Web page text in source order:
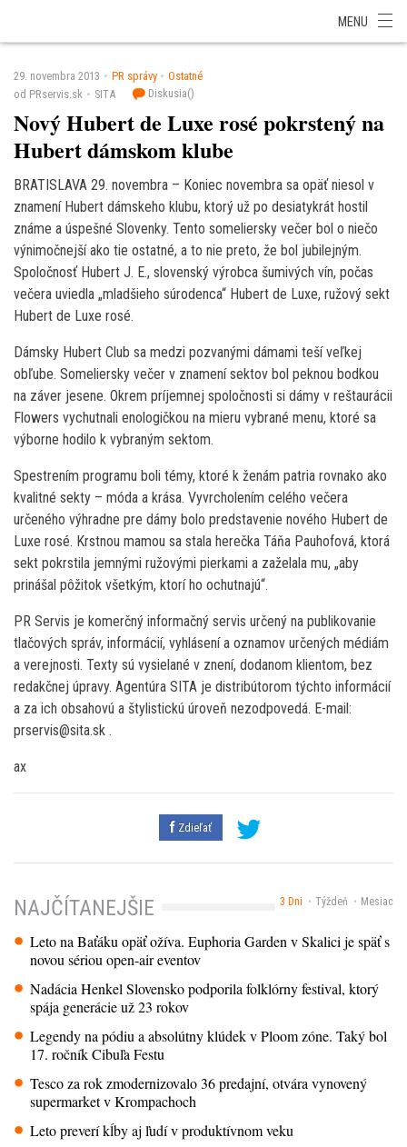
MENU
29. novembra 2013 PR správy
Ostatné
od PRservis.sk
SITA Diskusia()
Nový Hubert de Luxe rosé pokrstený na
Hubert dámskom klube
BRATISLAVA 29. novembra – Koniec novembra sa opäť niesol v
znamení Hubert dámskeho klubu, ktorý už po desiatykrát hostil
známe a úspešné Slovenky. Tento someliersky večer bol o niečo
výnimočnejší ako tie ostatné, a to nie preto, že bol jubilejným.
Spoločnosť Hubert J. E., slovenský výrobca šumivých vín, počas
večera uviedla „mladšieho súrodenca“ Hubert de Luxe, ružový sekt
Hubert de Luxe rosé.
Dámsky Hubert Club sa medzi pozvanými dámami teší veľkej
obľube. Someliersky večer v znamení sektov bol peknou bodkou
na záver jesene. Okrem príjemnej spoločnosti si dámy v reštaurácii
Flowers vychutnali enologičkou na mieru vybrané menu, ktoré sa
výborne hodilo k vybraným sektom.
Spestrením programu boli témy, ktoré k ženám patria rovnako ako
kvalitné sekty – móda a krása. Vyvrcholením celého večera
určeného výhradne pre dámy bolo predstavenie nového Hubert de
Luxe rosé. Krstnou mamou sa stala herečka Táňa Pauhofová, ktorá
sekt pokrstila jemnými ružovými pierkami a zaželala mu, „aby
prinášal pôžitok všetkým, ktorí ho ochutnajú“.
PR Servis je komerčný informačný servis určený na publikovanie
tlačových správ, informácií, vyhlásení a oznamov určených médiám
a verejnosti. Texty sú vysielané v znení, dodanom klientom, bez
redakčnej úpravy. Agentúra SITA je distribútorom týchto informácií
a za ich obsahovú a štylistickú úroveň nezodpovedá. E-mail:
prservis@sita.sk .
ax
Zdieľať
3 Dni Týždeň Mesiac
NAJČÍTANEJŠIE
Leto na Baťáku opäť ožíva. Euphoria Garden v Skalici je späť s
novou sériou open-air eventov
Nadácia Henkel Slovensko podporila folklórny festival, ktorý
spája generácie už 23 rokov
Legendy na pódiu a absolútny klúdek v Ploom zóne. Taký bol
17. ročník Cibuľa Festu
Tesco za rok zmodernizovalo 36 predajní, otvára vynovený
supermarket v Krompachoch
Leto preverí kĺby aj ľudí v produktívnom veku